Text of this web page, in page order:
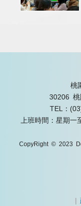
桃
30206 桃
TEL：
上班時間：星期
CopyRight © 2023
|